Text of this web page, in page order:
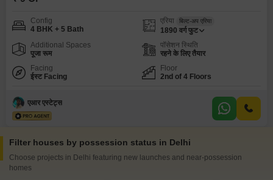
Config
4 BHK + 5 Bath
एरिया बिल्ट-अप एरिया
1890 वर्ग फुट
Additional Spaces
पूजा रूम
पॉसेशन स्थिति
रहने के लिए तैयार
Facing
ईस्ट Facing
Floor
2nd of 4 Floors
एआर एस्टेट्स
Filter houses by possession status in Delhi
Choose projects in Delhi featuring new launches and near-possession
homes